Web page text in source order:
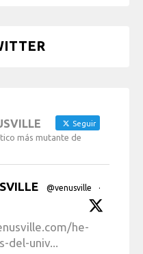
Seguir
más mutante de
@venusville
·
he-
del-univ...